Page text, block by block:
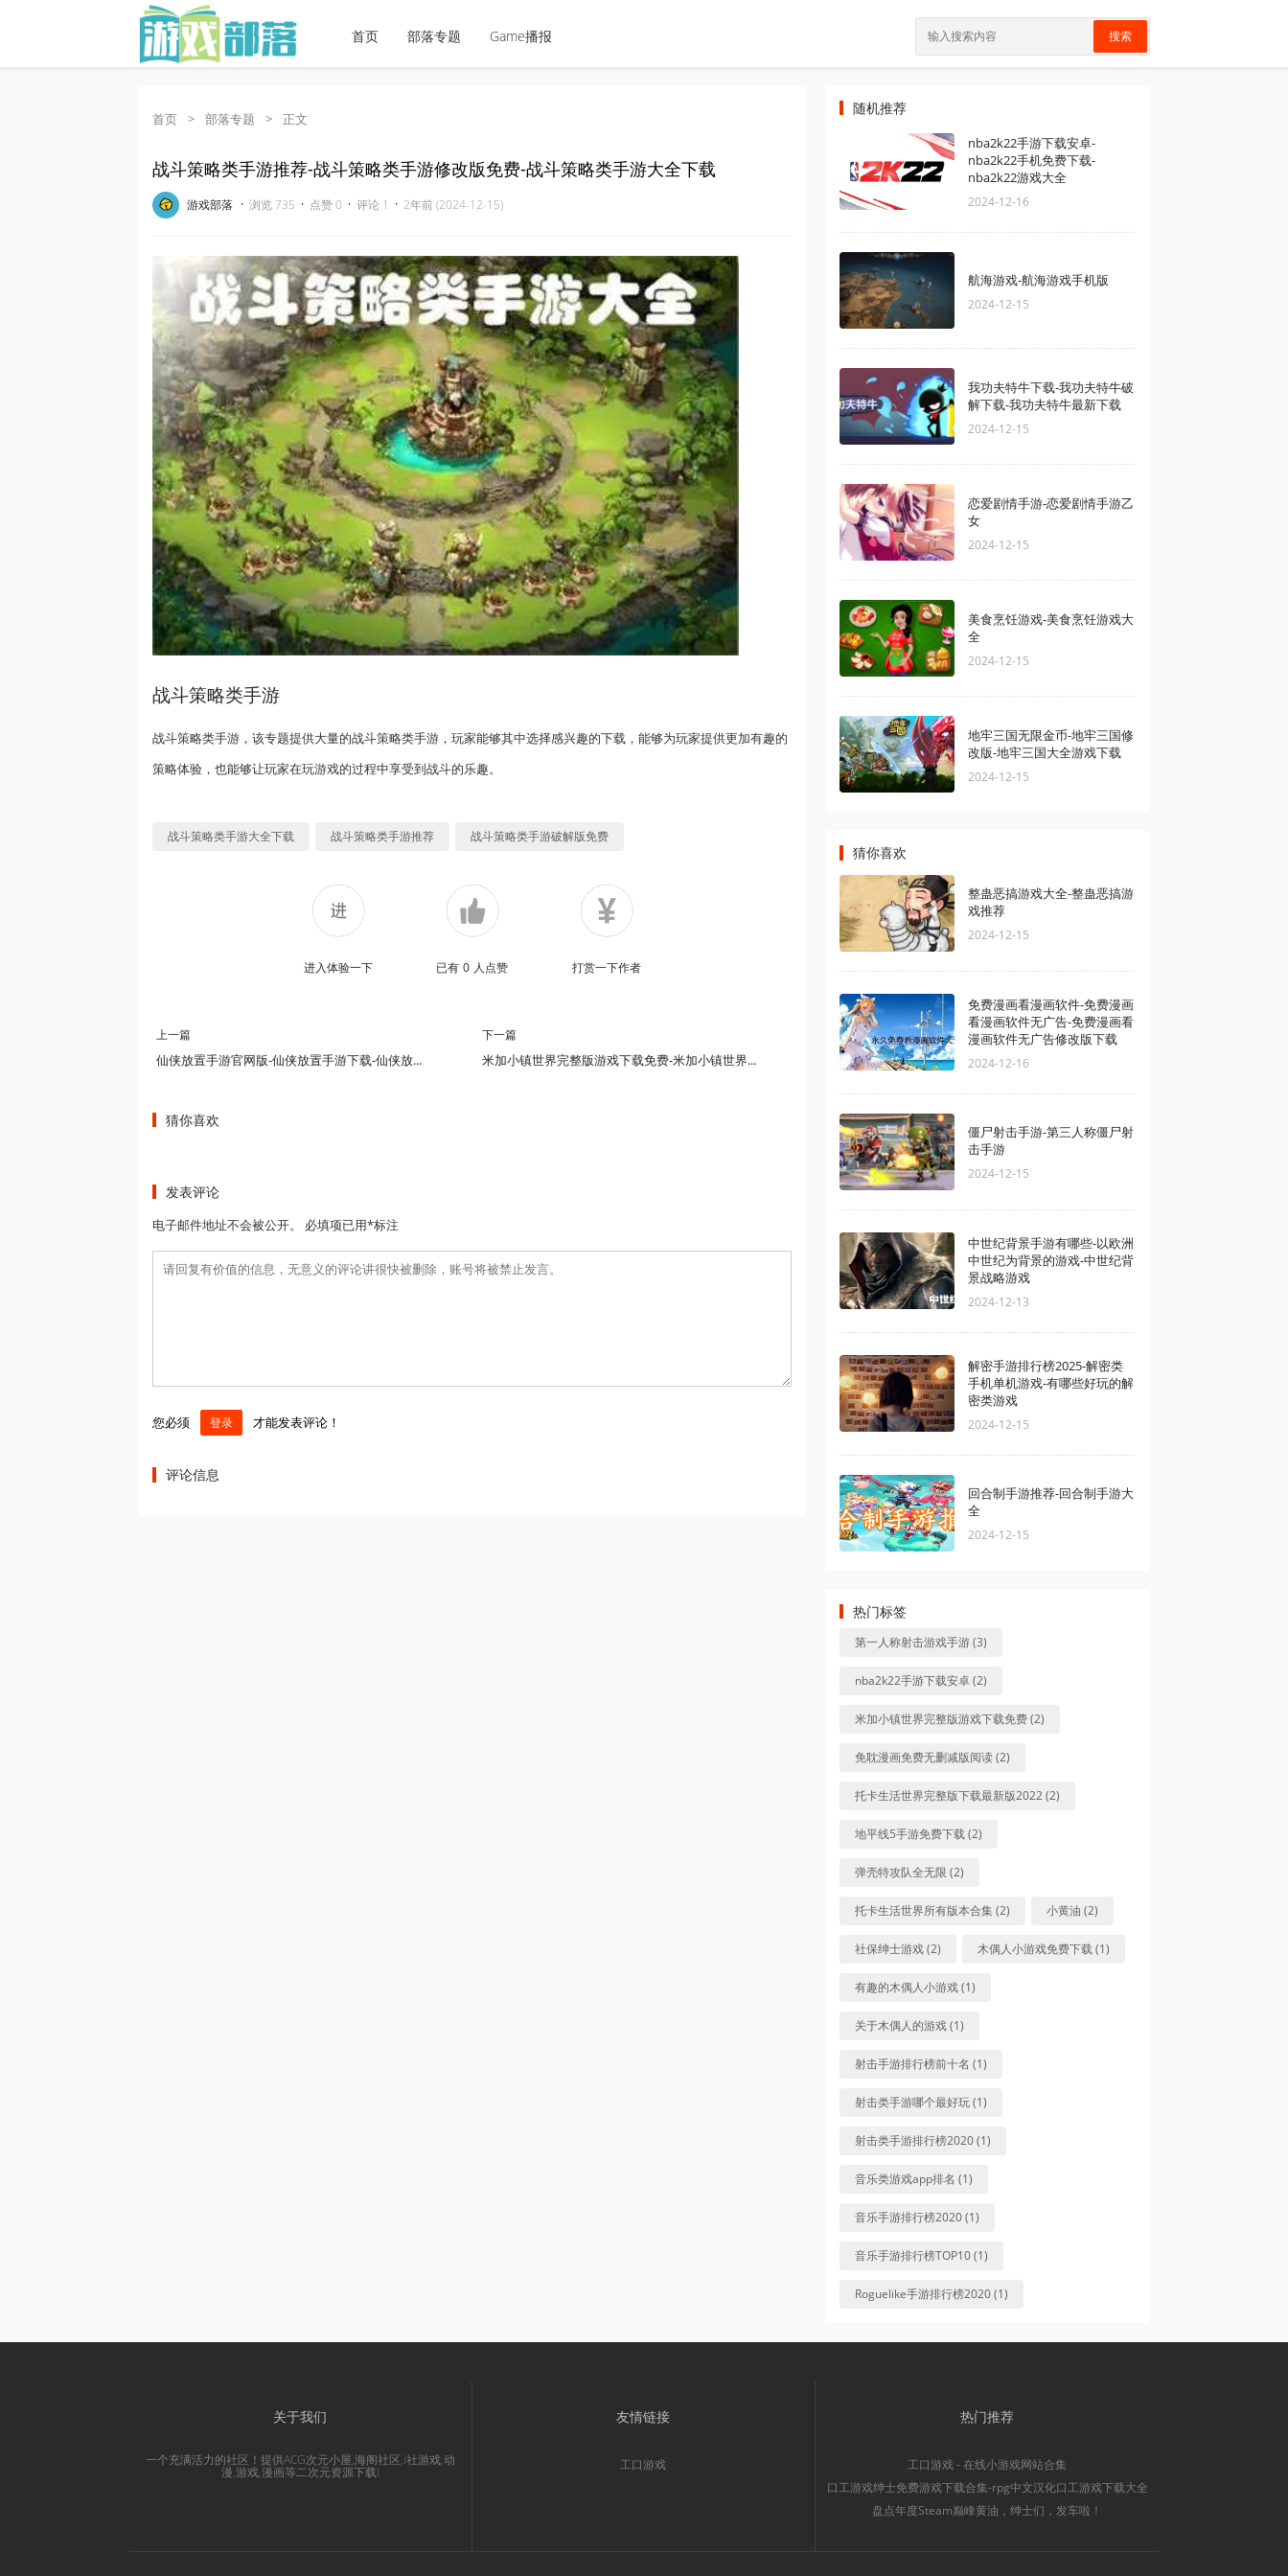
首页 部落专题 Game播报 搜索
首页 > 部落专题 > 正文
战斗策略类手游推荐-战斗策略类手游修改版免费-战斗策略类手游大全下载
游戏部落 · 浏览 735 · 点赞 0 · 评论 1 · 2年前 (2024-12-15)
战斗策略类手游
战斗策略类手游，该专题提供大量的战斗策略类手游，玩家能够其中选择感兴趣的下载，能够为玩家提供更加有趣的
策略体验，也能够让玩家在玩游戏的过程中享受到战斗的乐趣。
战斗策略类手游大全下载 战斗策略类手游推荐 战斗策略类手游破解版免费
进入体验一下 已有 0 人点赞 打赏一下作者
上一篇
仙侠放置手游官网版-仙侠放置手游下载-仙侠放置手游版本大全
下一篇
米加小镇世界完整版游戏下载免费-米加小镇世界完整版游戏下载2025-米加小镇世界完整版游戏下载修改版
猜你喜欢
发表评论
电子邮件地址不会被公开。 必填项已用*标注
您必须 登录 才能发表评论！
评论信息
随机推荐
nba2k22手游下载安卓-
nba2k22手机免费下载-
nba2k22游戏大全
2024-12-16
航海游戏-航海游戏手机版
2024-12-15
我功夫特牛下载-我功夫特牛破
解下载-我功夫特牛最新下载
2024-12-15
恋爱剧情手游-恋爱剧情手游乙
女
2024-12-15
美食烹饪游戏-美食烹饪游戏大
全
2024-12-15
地牢三国无限金币-地牢三国修
改版-地牢三国大全游戏下载
2024-12-15
猜你喜欢
整蛊恶搞游戏大全-整蛊恶搞游
戏推荐
2024-12-15
免费漫画看漫画软件-免费漫画
看漫画软件无广告-免费漫画看
漫画软件无广告修改版下载
2024-12-16
僵尸射击手游-第三人称僵尸射
击手游
2024-12-15
中世纪背景手游有哪些-以欧洲
中世纪为背景的游戏-中世纪背
景战略游戏
2024-12-13
解密手游排行榜2025-解密类
手机单机游戏-有哪些好玩的解
密类游戏
2024-12-15
回合制手游推荐-回合制手游大
全
2024-12-15
热门标签
第一人称射击游戏手游 (3)
nba2k22手游下载安卓 (2)
米加小镇世界完整版游戏下载免费 (2)
免耽漫画免费无删减版阅读 (2)
托卡生活世界完整版下载最新版2022 (2)
地平线5手游免费下载 (2)
弹壳特攻队全无限 (2)
托卡生活世界所有版本合集 (2) 小黄油 (2)
社保绅士游戏 (2) 木偶人小游戏免费下载 (1)
有趣的木偶人小游戏 (1)
关于木偶人的游戏 (1)
射击手游排行榜前十名 (1)
射击类手游哪个最好玩 (1)
射击类手游排行榜2020 (1)
音乐类游戏app排名 (1)
音乐手游排行榜2020 (1)
音乐手游排行榜TOP10 (1)
Roguelike手游排行榜2020 (1)
关于我们
一个充满活力的社区！提供ACG次元小屋,海阁社区,i社游戏,动
漫,游戏,漫画等二次元资源下载!
友情链接
工口游戏
热门推荐
工口游戏 - 在线小游戏网站合集
口工游戏绅士免费游戏下载合集-rpg中文汉化口工游戏下载大全
盘点年度Steam巅峰黄油，绅士们，发车啦！